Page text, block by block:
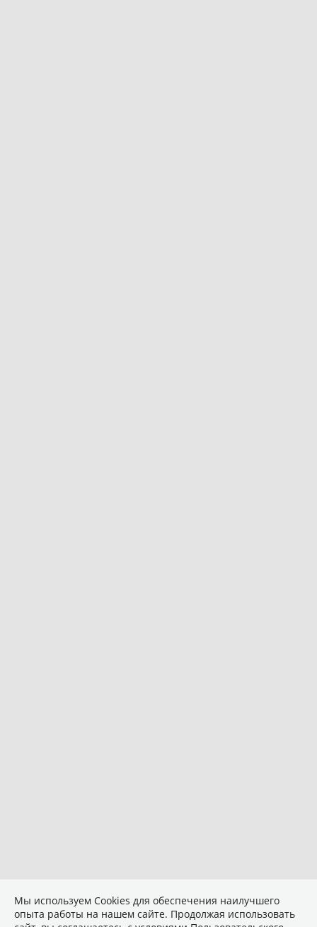
Мы используем Сookies для обеспечения наилучшего
опыта работы на нашем сайте. Продолжая использовать